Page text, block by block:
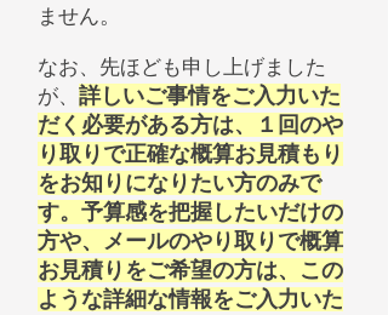
ません。
なお、先ほども申し上げました
が、 詳しいご事情をご入力いた
だく必要がある方は、１回のや
り取りで正確な概算お見積もり
をお知りになりたい方のみで
す。予算感を把握したいだけの
方や、メールのやり取りで概算
お見積りをご希望の方は、この
ような詳細な情報をご入力いた